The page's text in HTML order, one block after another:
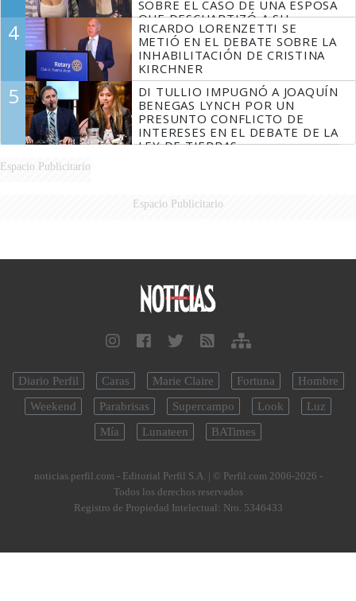
SOBRE EL CASO DE UNA ESPOSA
QUE DESCUARTIZÓ A SU
MARIDO
4
RICARDO LORENZETTI SE
METIÓ EN EL DEBATE SOBRE LA
INHABILITACIÓN DE CRISTINA
KIRCHNER
5
DI TULLIO IMPUGNÓ A JOAQUÍN
BENEGAS LYNCH POR UN
PRESUNTO CONFLICTO DE
INTERESES EN EL DEBATE DE LA
LEY DE TIERRAS
Espacio Publicitario
Espacio Publicitario
Diario Perfil Caras Marie Claire Fortuna
Hombre
Weekend
Parabrisas Supercampo Look
Luz
Mía
Lunateen BATimes
noticias.perfil.com - Editorial Perfil S.A. | © Perfil.com 2006-2026 -
Todos los derechos reservados
Registro de Propiedad Intelectual: Nro. 5346433